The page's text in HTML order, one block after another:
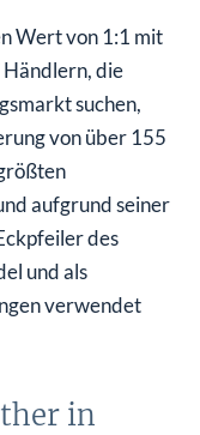
Wert von 1:1 mit
die
suchen,
von über 155
aufgrund seiner
des
und als
verwendet
in